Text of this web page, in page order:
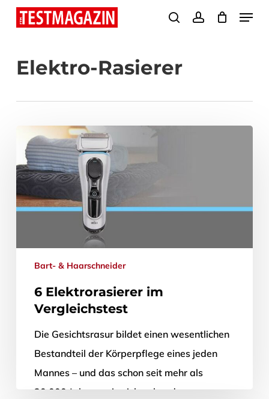
Skip
content
search
Menu
Elektro-Rasierer
Bart- & Haarschneider
6 Elektrorasierer im
Vergleichstest
Die Gesichtsrasur bildet einen wesentlichen
Bestandteil der Körperpflege eines jeden
Mannes – und das schon seit mehr als
20.000 Jahren, wie sich anhand von